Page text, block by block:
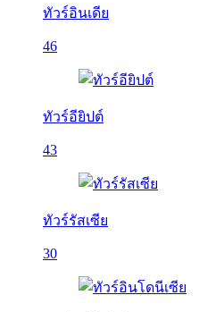
ทัวร์อินเดีย
46
ทัวร์อียิปต์
43
ทัวร์รัสเซีย
30